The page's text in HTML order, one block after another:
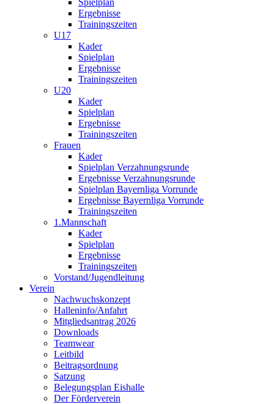
Spielplan
Ergebnisse
Trainingszeiten
U17
Kader
Spielplan
Ergebnisse
Trainingszeiten
U20
Kader
Spielplan
Ergebnisse
Trainingszeiten
Frauen
Kader
Spielplan Verzahnungsrunde
Ergebnisse Verzahnungsrunde
Spielplan Bayernliga Vorrunde
Ergebnisse Bayernliga Vorrunde
Trainingszeiten
1.Mannschaft
Kader
Spielplan
Ergebnisse
Trainingszeiten
Vorstand/Jugendleitung
Verein
Nachwuchskonzept
Halleninfo/Anfahrt
Mitgliedsantrag 2026
Downloads
Teamwear
Leitbild
Beitragsordnung
Satzung
Belegungsplan Eishalle
Der Förderverein